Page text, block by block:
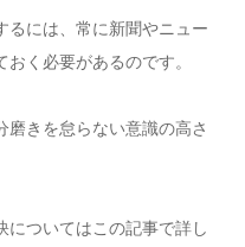
るには、常に新聞やニュー
く必要があるのです。
きを怠らない意識の高さ
についてはこの記事で詳し